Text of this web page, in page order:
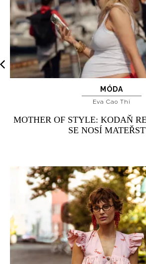
MÓDA
Eva Cao Thi
MOTHER OF STYLE: KODAŇ
SE NOSÍ